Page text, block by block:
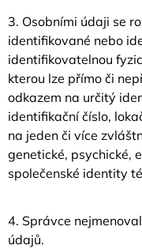
3. Osobními údaji se
identifikované nebo
identifikovatelnou
kterou lze přímo či
odkazem na určitý
identifikační číslo,
na jeden či více
genetické, psychické,
společenské identity
4. Správce
údajů.
U
Č
U
J
E
M
E
NÁUŠNICE
S
KRYSTALEM
VE
ČTVERCE,
SWAROVSKI
ELEMENTS